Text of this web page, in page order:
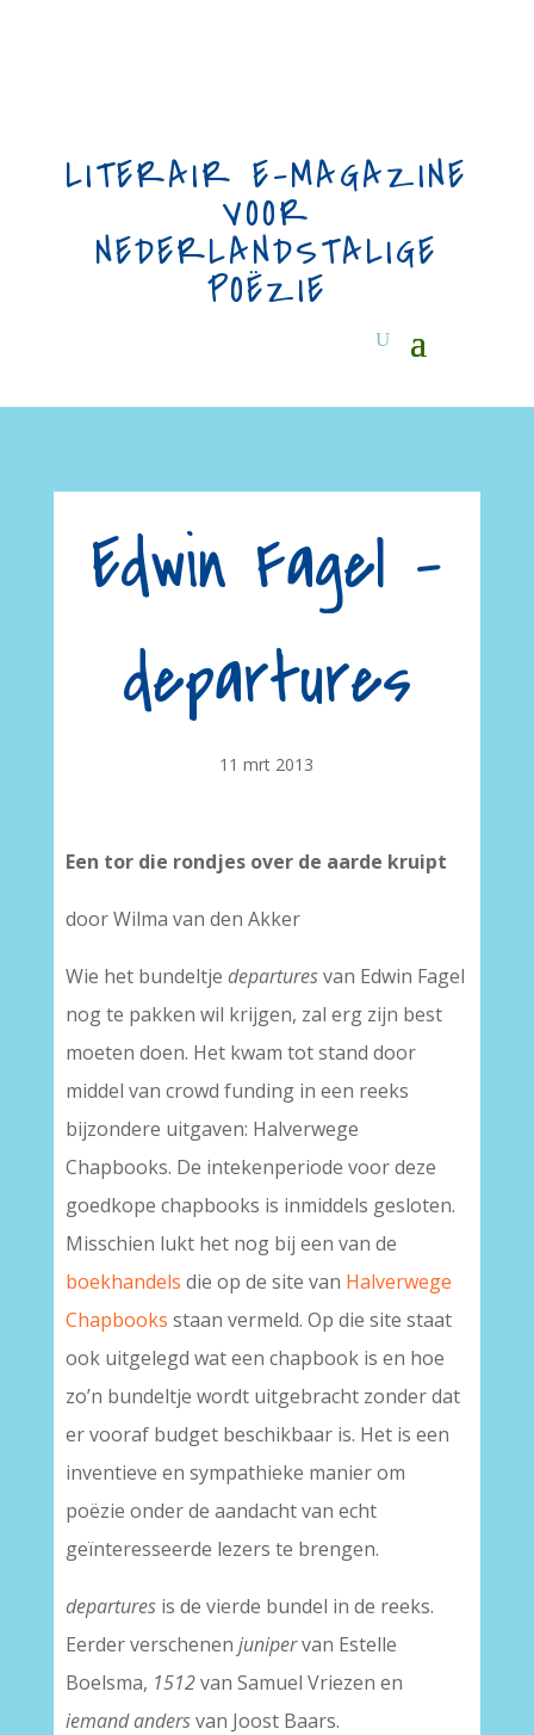
LITERAIR E-MAGAZINE
VOOR
NEDERLANDSTALIGE
POËZIE
Edwin Fagel –
departures
11 mrt 2013
Een tor die rondjes over de aarde kruipt
door Wilma van den Akker
Wie het bundeltje departuresvan Edwin Fagel
nog te pakken wil krijgen, zal erg zijn best
moeten doen. Het kwam tot stand door
middel van crowd funding in een reeks
bijzondere uitgaven: Halverwege
Chapbooks. De intekenperiode voor deze
goedkope chapbooks is inmiddels gesloten.
Misschien lukt het nog bij een van de
boekhandels die op de site van Halverwege
Chapbooks staan vermeld. Op die site staat
ook uitgelegd wat een chapbook is en hoe
zo’n bundeltje wordt uitgebracht zonder dat
er vooraf budget beschikbaar is. Het is een
inventieve en sympathieke manier om
poëzie onder de aandacht van echt
geïnteresseerde lezers te brengen.
departuresis de vierde bundel in de reeks.
Eerder verschenen junipervan Estelle
Boelsma, 1512van Samuel Vriezen en
iemand andersvan Joost Baars.